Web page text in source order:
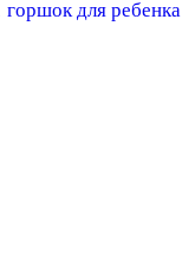
горшок для ребенка